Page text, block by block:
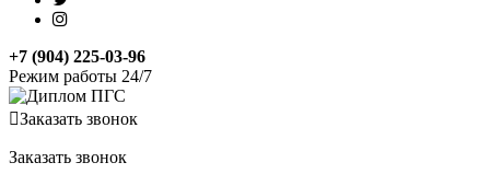
+7 (904) 225-03-96
Режим работы 24/7
Заказать звонок
Заказать звонок